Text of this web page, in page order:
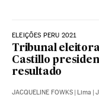
ELEIÇÕES PERU 2021
Tribunal
Castillo
resultado
JACQUELINE FOWKS Lima